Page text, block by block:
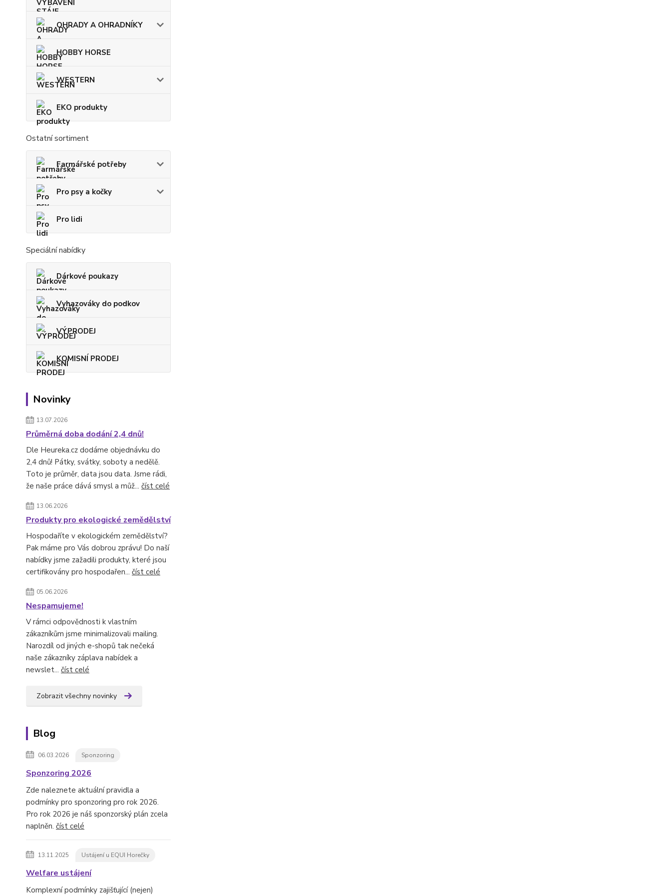
OHRADY A OHRADNÍKY
HOBBY HORSE
WESTERN
EKO produkty
Ostatní sortiment
Farmářské potřeby
Pro psy a kočky
Pro lidi
Speciální nabídky
Dárkové poukazy
Vyhazováky do podkov
VÝPRODEJ
KOMISNÍ PRODEJ
Novinky
13.07.2026
Průměrná doba dodání 2,4 dnů!
Dle Heureka.cz dodáme objednávku do
2,4 dnů! Pátky, svátky, soboty a nedělě.
Toto je průměr, data jsou data. Jsme rádi,
že naše práce dává smysl a můž... číst celé
13.06.2026
Produkty pro ekologické zemědělství
Hospodaříte v ekologickém zemědělství?
Pak máme pro Vás dobrou zprávu! Do naší
nabídky jsme zažadili produkty, které jsou
certifikovány pro hospodařen... číst celé
05.06.2026
Nespamujeme!
V rámci odpovědnosti k vlastním
zákazníkům jsme minimalizovali mailing.
Narozdíl od jiných e-shopů tak nečeká
naše zákazníky záplava nabídek a
newslet... číst celé
Zobrazit všechny novinky
Blog
06.03.2026 Sponzoring
Sponzoring 2026
Zde naleznete aktuální pravidla a
podmínky pro sponzoring pro rok 2026.
Pro rok 2026 je náš sponzorský plán zcela
naplněn. číst celé
13.11.2025 Ustájení u EQUI Horečky
Welfare ustájení
Komplexní podmínky zajišťující (nejen)